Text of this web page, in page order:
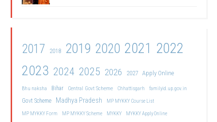
2017 2018 2019 2020 2021 2022
2023 2024 2025 2026 2027 Apply Online
Bhu naksha Bihar Central Govt Scheme Chhattisgarh familyid.up.gov.in
Govt Scheme Madhya Pradesh
MP MYKKY Course List
MP MYKKY Form
MP MYKKY Scheme MYKKY
MYKKY Apply Online